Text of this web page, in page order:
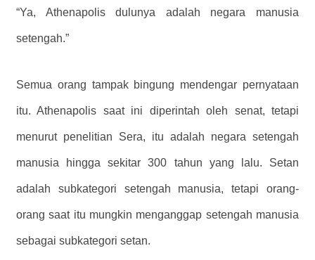
“Ya, Athenapolis dulunya adalah negara manusia
setengah.”
Semua orang tampak bingung mendengar pernyataan
itu. Athenapolis saat ini diperintah oleh senat, tetapi
menurut penelitian Sera, itu adalah negara setengah
manusia hingga sekitar 300 tahun yang lalu. Setan
adalah subkategori setengah manusia, tetapi orang-
orang saat itu mungkin menganggap setengah manusia
sebagai subkategori setan.